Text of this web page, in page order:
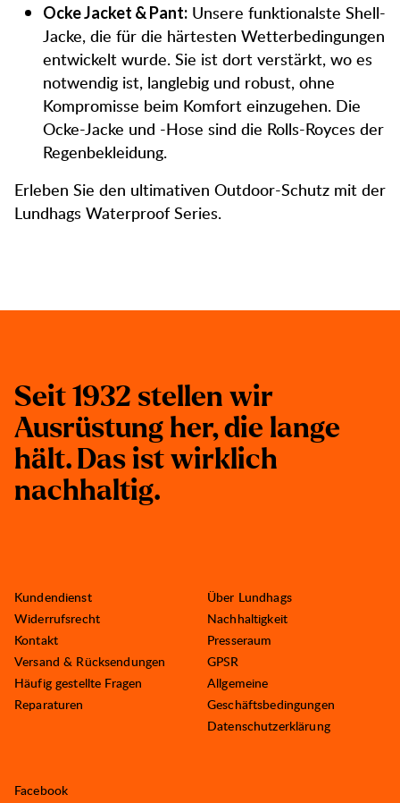
Ocke Jacket & Pant: Unsere funktionalste Shell-
Jacke, die für die härtesten Wetterbedingungen
entwickelt wurde. Sie ist dort verstärkt, wo es
notwendig ist, langlebig und robust, ohne
Kompromisse beim Komfort einzugehen. Die
Ocke-Jacke und -Hose sind die Rolls-Royces der
Regenbekleidung.
Erleben Sie den ultimativen Outdoor-Schutz mit der
Lundhags Waterproof Series.
Seit 1932 stellen wir
Ausrüstung her, die lange
hält. Das ist wirklich
nachhaltig.
Kundendienst
Widerrufsrecht
Kontakt
Versand & Rücksendungen
Häufig gestellte Fragen
Reparaturen
Über Lundhags
Nachhaltigkeit
Presseraum
GPSR
Allgemeine
Geschäftsbedingungen
Datenschutzerklärung
Facebook